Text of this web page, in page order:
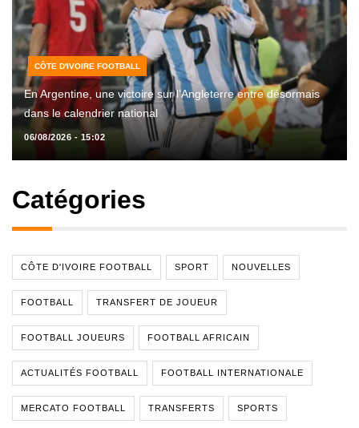
CÔTE D'IVOIRE FOOTBALL
En Argentine, une victoire sur l’Angleterre entre désormais
dans le calendrier national
06/08/2026 - 15:02
Catégories
CÔTE D'IVOIRE FOOTBALL SPORT NOUVELLES
FOOTBALL TRANSFERT DE JOUEUR
FOOTBALL JOUEURS FOOTBALL AFRICAIN
ACTUALITÉS FOOTBALL FOOTBALL INTERNATIONALE
MERCATO FOOTBALL TRANSFERTS SPORTS